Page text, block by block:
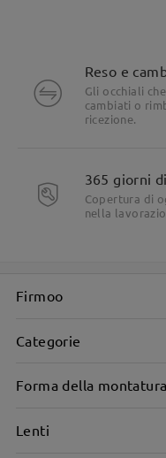
Reso e
Gli occhiali
cambiati o
ricezione.
365 giorni
Copertura di
nella
Firmoo
Categorie
Forma della montatura
Lenti